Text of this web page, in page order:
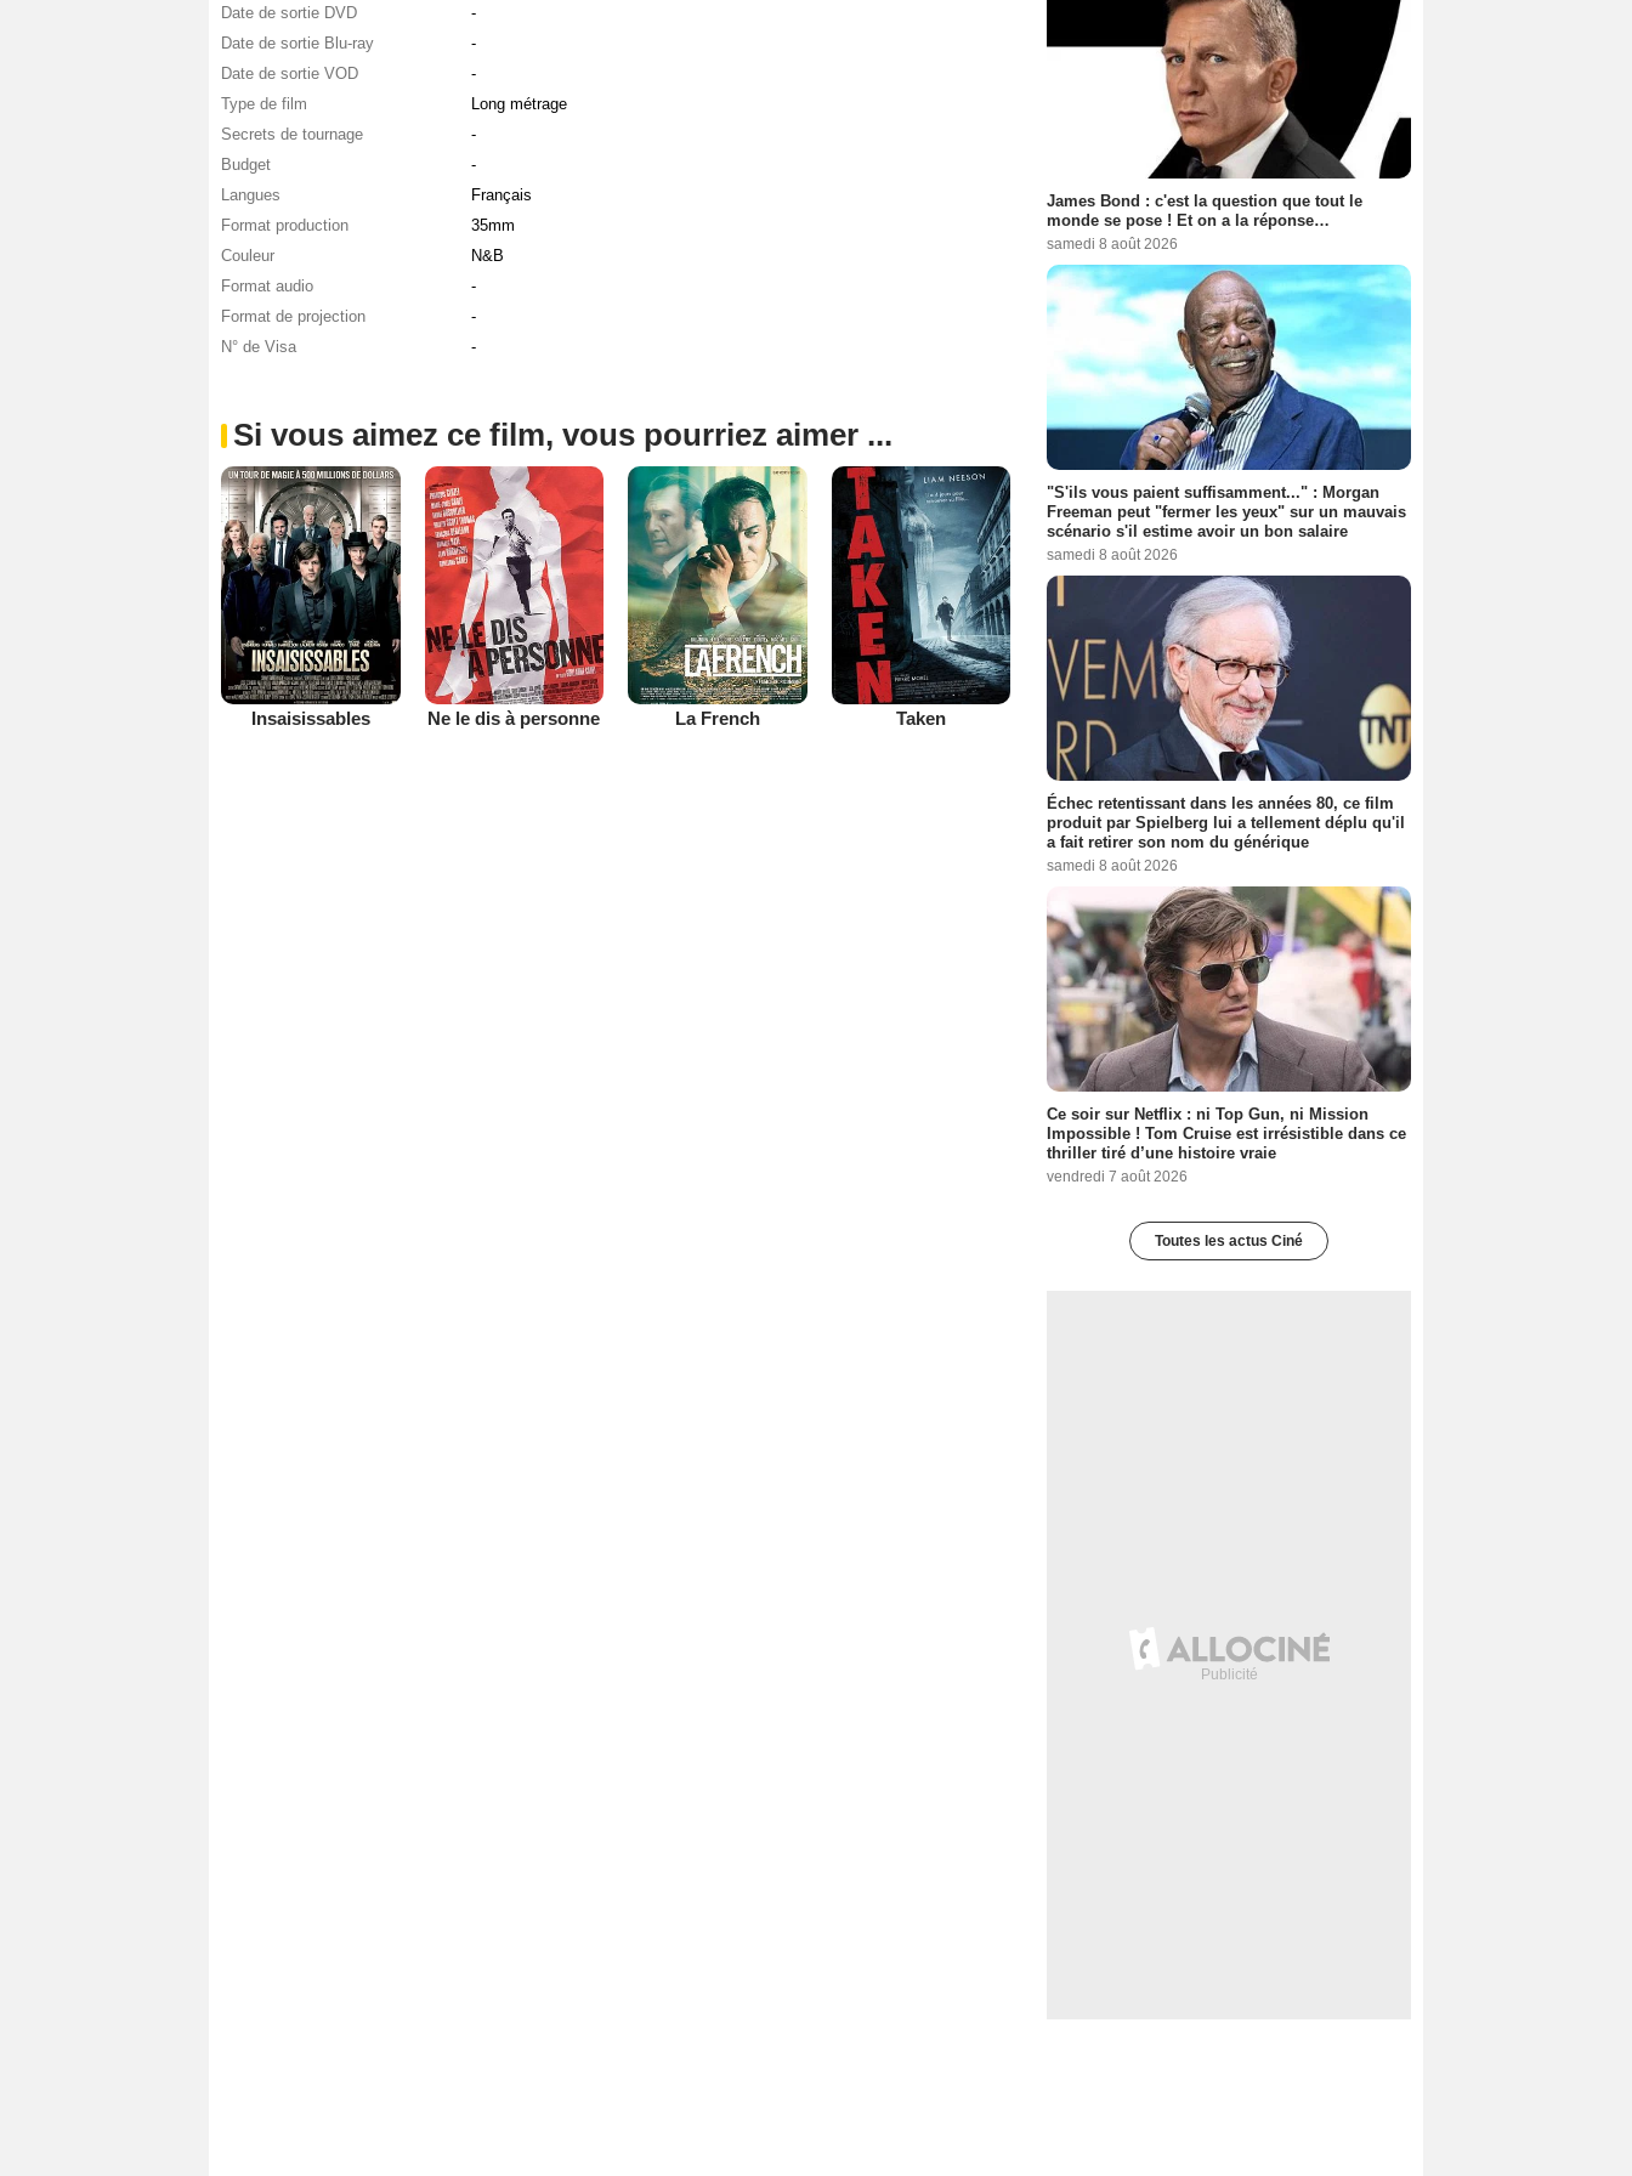
Date de sortie DVD
-
Date de sortie Blu-ray
-
Date de sortie VOD
-
Type de film
Long métrage
Secrets de tournage
-
Budget
-
Langues
Français
Format production
35mm
Couleur
N&B
Format audio
-
Format de projection
-
N° de Visa
-
Si vous aimez ce film, vous pourriez aimer ...
Insaisissables Ne le dis à personne La French Taken
James Bond : c'est la question que tout le
monde se pose ! Et on a la réponse…
samedi 8 août 2026
"S'ils vous paient suffisamment..." : Morgan
Freeman peut "fermer les yeux" sur un mauvais
scénario s'il estime avoir un bon salaire
samedi 8 août 2026
Échec retentissant dans les années 80, ce film
produit par Spielberg lui a tellement déplu qu'il
a fait retirer son nom du générique
samedi 8 août 2026
Ce soir sur Netflix : ni Top Gun, ni Mission
Impossible ! Tom Cruise est irrésistible dans ce
thriller tiré d’une histoire vraie
vendredi 7 août 2026
Toutes les actus Ciné